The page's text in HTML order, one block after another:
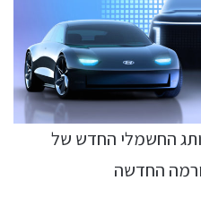
החשמלי החדש של
החדשה